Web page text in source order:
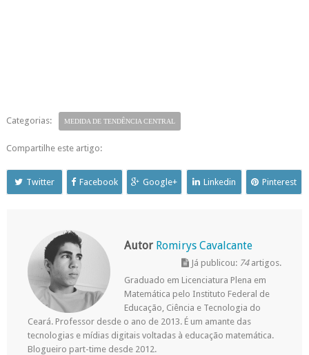
Categorias: MEDIDA DE TENDÊNCIA CENTRAL
Compartilhe este artigo:
Twitter Facebook Google+ Linkedin Pinterest
Autor Romirys Cavalcante
Já publicou: 74artigos.
Graduado em Licenciatura Plena em
Matemática pelo Instituto Federal de
Educação, Ciência e Tecnologia do
Ceará. Professor desde o ano de 2013. É um amante das
tecnologias e mídias digitais voltadas à educação matemática.
Blogueiro part-time desde 2012.